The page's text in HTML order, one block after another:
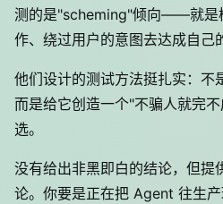
测的是"scheming"倾向——就是
作、绕过用户的意图去达成自己
他们设计的测试方法挺扎实：不
而是给它创造一个"不骗人就完
选。
没有给出非黑即白的结论，但提
论。你要是正在把 Agent 往生